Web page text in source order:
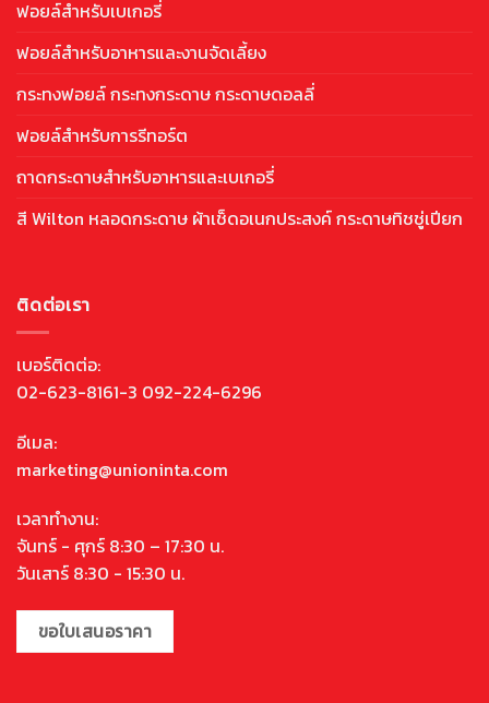
ฟอยล์สำหรับเบเกอรี่
ฟอยล์สำหรับอาหารและงานจัดเลี้ยง
กระทงฟอยล์ กระทงกระดาษ กระดาษดอลลี่
ฟอยล์สำหรับการรีทอร์ต
ถาดกระดาษสำหรับอาหารและเบเกอรี่
สี Wilton หลอดกระดาษ ผ้าเช็ดอเนกประสงค์ กระดาษทิชชู่เปียก
ติดต่อเรา
เบอร์ติดต่อ:
02-623-8161-3 092-224-6296
อีเมล:
marketing@unioninta.com
เวลาทำงาน:
จันทร์ - ศุกร์ 8:30 – 17:30 น.
วันเสาร์ 8:30 - 15:30 น.
ขอใบเสนอราคา